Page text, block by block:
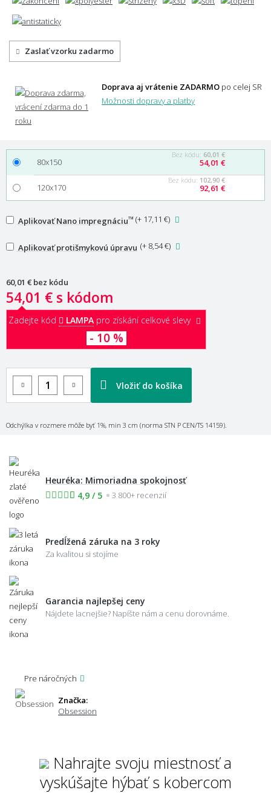
Zaslať vzorku zadarmo
Doprava aj vrátenie ZADARMO po celej SR
Možnosti dopravy a platby
80x150
Bez kódu: 60,01 €
54,01 €
120x170
Bez kódu: 102,90 €
92,61 €
Aplikovať Nano impregnáciu™ (+ 17,11 €)
Aplikovať protišmykovú úpravu (+ 8,54 €)
60,01 € bez kódu
54,01 € s kódom
Vložiť do košíka
Zadejte kód LAMPA pro získání celkové slevy
- 10 %
Odchýlka v rozmere môže byť 1%, min 3 cm (norma STN P CEN/TS 14159).
Heuréka: Mimoriadna spokojnosť
4,9 / 5
3 800+ recenzií
Predĺžená záruka na 3 roky
Za kvalitou si stojíme
Garancia najlepšej ceny
Nájdete lacnejšie? Napíšte nám a cenu dorovnáme.
Pre náročných
Značka:
Obsession
Nahrajte svoju miestnosť a
vyskúšajte hýbať s kobercom